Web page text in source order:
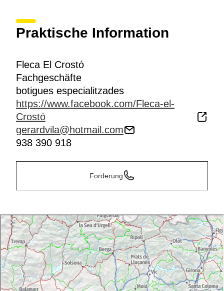
Praktische Information
Fleca El Crostó
Fachgeschäfte
botigues especialitzades
https://www.facebook.com/Fleca-el-
Crostó
gerardvila@hotmail.com
938 390 918
Forderung